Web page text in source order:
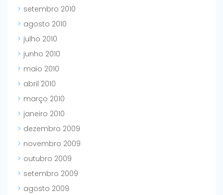
setembro 2010
agosto 2010
julho 2010
junho 2010
maio 2010
abril 2010
março 2010
janeiro 2010
dezembro 2009
novembro 2009
outubro 2009
setembro 2009
agosto 2009